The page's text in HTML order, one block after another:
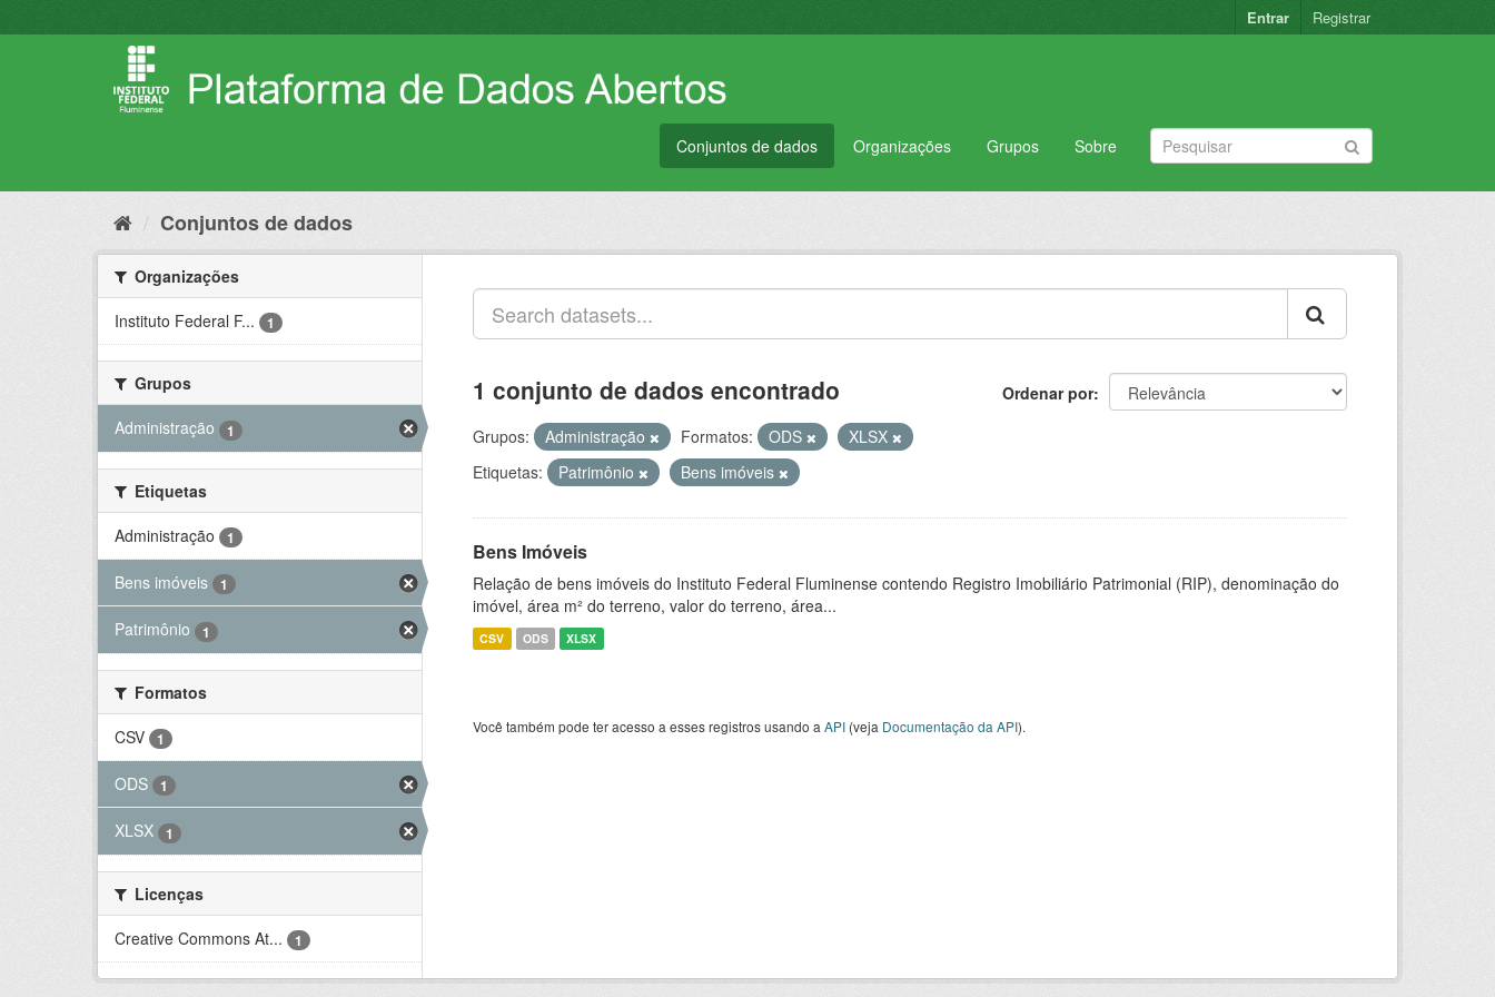
para
Entrar Registrar
Conjuntos de dados Organizações Grupos Sobre
Conjuntos de dados
Organizações
Instituto Federal F...
1
Grupos
Administração
1
Etiquetas
Administração
1
Bens imóveis 1
Patrimônio 1
Formatos
CSV
1
ODS 1
XLSX 1
Licenças
Creative Commons At...
1
Ordenar por
1 conjunto de dados encontrado
Grupos: Administração Formatos: ODS
XLSX
Etiquetas:
Patrimônio Bens imóveis
Bens Imóveis
Relação de bens imóveis do Instituto Federal Fluminense contendo Registro Imobiliário Patrimonial (RIP), denominação do
imóvel, área m² do terreno, valor do terreno, área...
CSV ODS XLSX
Você também pode ter acesso a esses registros usando a API (veja Documentação da API).